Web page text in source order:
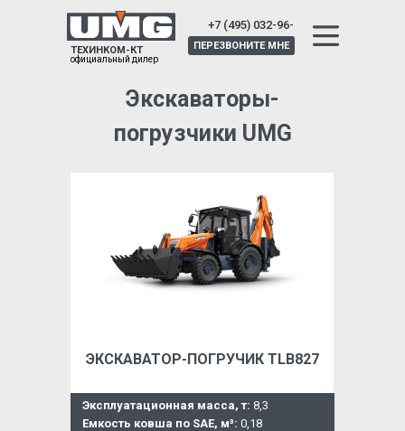
+7 (495) 032-96-
25
ПЕРЕЗВОНИТЕ МНЕ
ТЕХИНКОМ-КТ
официальный дилер
Экскаваторы-
погрузчики UMG
ЭКСКАВАТОР-ПОГРУЧИК TLB827
Эксплуатационная масса, т: 8,3
Емкость ковша по SAE, м³: 0,18